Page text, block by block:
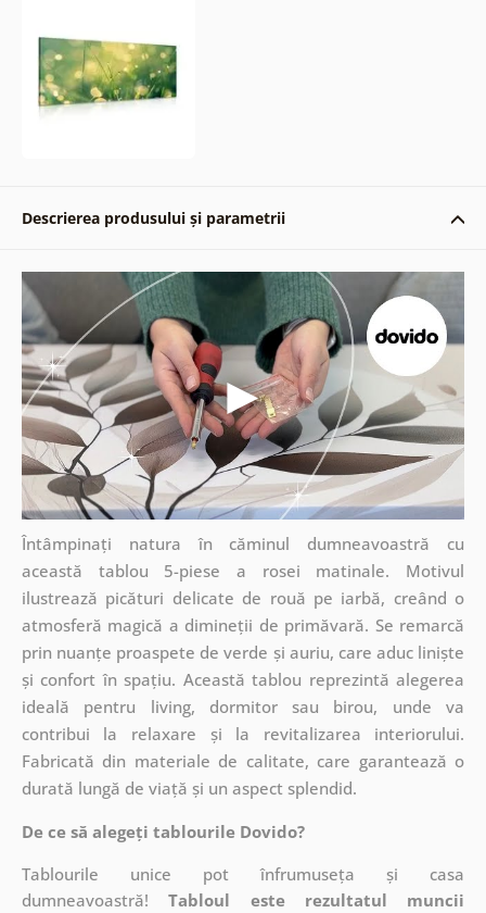
Descrierea produsului și parametrii
Întâmpinați natura în căminul dumneavoastră cu
această tablou 5-piese a rosei matinale. Motivul
ilustrează picături delicate de rouă pe iarbă, creând o
atmosferă magică a dimineții de primăvară. Se remarcă
prin nuanțe proaspete de verde și auriu, care aduc liniște
și confort în spațiu. Această tablou reprezintă alegerea
ideală pentru living, dormitor sau birou, unde va
contribui la relaxare și la revitalizarea interiorului.
Fabricată din materiale de calitate, care garantează o
durată lungă de viață și un aspect splendid.
De ce să alegeți tablourile Dovido?
Tablourile unice pot înfrumuseța și casa
dumneavoastră!Tabloul este rezultatul muncii